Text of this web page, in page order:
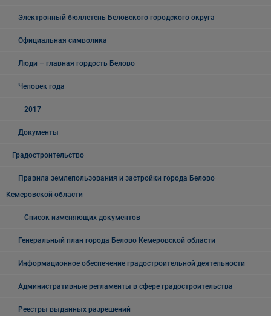
Электронный бюллетень Беловского городского округа
Официальная символика
Люди – главная гордость Белово
Человек года
2017
Документы
Градостроительство
Правила землепользования и застройки города Белово
Кемеровской области
Список изменяющих документов
Генеральный план города Белово Кемеровской области
Информационное обеспечение градостроительной деятельности
Административные регламенты в сфере градостроительства
Реестры выданных разрешений